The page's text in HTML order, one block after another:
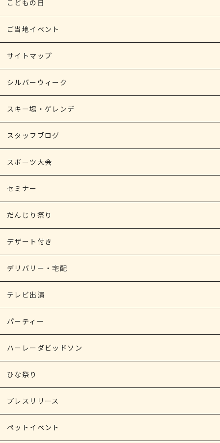
こどもの日
ご当地イベント
サイトマップ
シルバーウィーク
スキー場・ゲレンデ
スタッフブログ
スポーツ大会
セミナー
だんじり祭り
デザート付き
デリバリー・宅配
テレビ出演
パーティー
ハーレーダビッドソン
ひな祭り
プレスリリース
ペットイベント